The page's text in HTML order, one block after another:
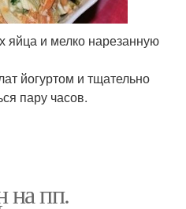
яйца и мелко нарезанную
йогуртом и тщательно
пару часов.
на пп.